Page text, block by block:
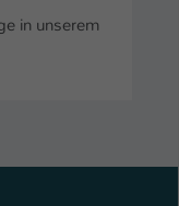
in unserem